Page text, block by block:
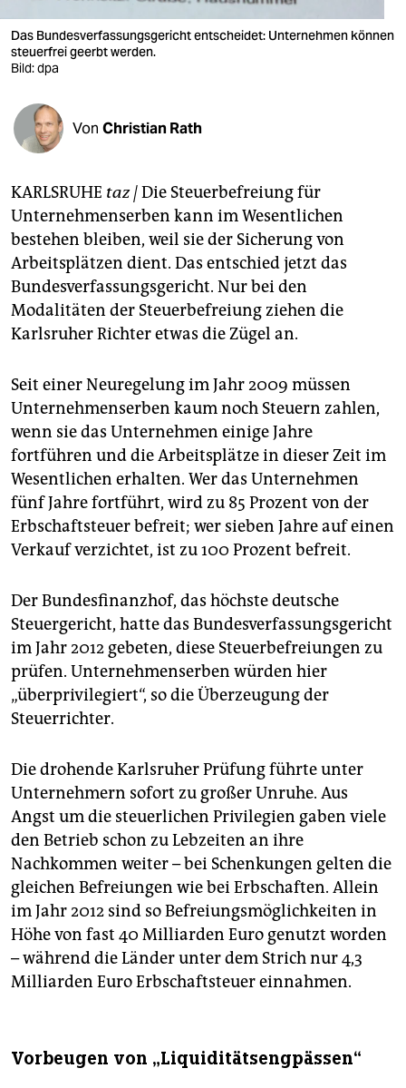
verlag
veranstaltungen
fragen & hilfe
abo
genossenschaft
epaper login
Das Bundesverfassungsgericht entscheidet: Unternehmen können
steuerfrei geerbt werden.
Bild: dpa
Von Christian Rath
KARLSRUHE taz |Die Steuerbefreiung für
Unternehmenserben kann im Wesentlichen
bestehen bleiben, weil sie der Sicherung von
Arbeitsplätzen dient. Das entschied jetzt das
Bundesverfassungsgericht. Nur bei den
Modalitäten der Steuerbefreiung ziehen die
Karlsruher Richter etwas die Zügel an.
Seit einer Neuregelung im Jahr 2009 müssen
Unternehmenserben kaum noch Steuern zahlen,
wenn sie das Unternehmen einige Jahre
fortführen und die Arbeitsplätze in dieser Zeit im
Wesentlichen erhalten. Wer das Unternehmen
fünf Jahre fortführt, wird zu 85 Prozent von der
Erbschaftsteuer befreit; wer sieben Jahre auf einen
Verkauf verzichtet, ist zu 100 Prozent befreit.
Der Bundesfinanzhof, das höchste deutsche
Steuergericht, hatte das Bundesverfassungsgericht
im Jahr 2012 gebeten, diese Steuerbefreiungen zu
prüfen. Unternehmenserben würden hier
„überprivilegiert“, so die Überzeugung der
Steuerrichter.
Die drohende Karlsruher Prüfung führte unter
Unternehmern sofort zu großer Unruhe. Aus
Angst um die steuerlichen Privilegien gaben viele
den Betrieb schon zu Lebzeiten an ihre
Nachkommen weiter – bei Schenkungen gelten die
gleichen Befreiungen wie bei Erbschaften. Allein
im Jahr 2012 sind so Befreiungsmöglichkeiten in
Höhe von fast 40 Milliarden Euro genutzt worden
– während die Länder unter dem Strich nur 4,3
Milliarden Euro Erbschaftsteuer einnahmen.
Vorbeugen von „Liquiditätsengpässen“